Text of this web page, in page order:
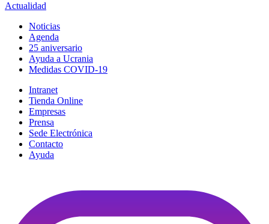
Actualidad
Noticias
Agenda
25 aniversario
Ayuda a Ucrania
Medidas COVID-19
Intranet
Tienda Online
Empresas
Prensa
Sede Electrónica
Contacto
Ayuda